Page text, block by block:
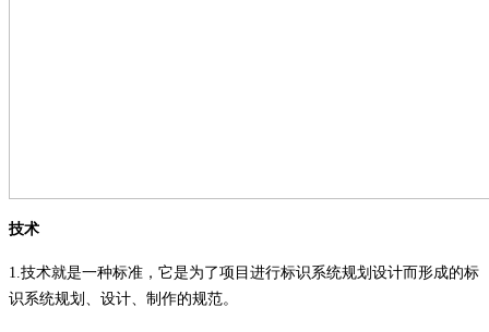
技术
1. 技术就是一种标准，它是为了项目进行标识系统规划设计而形成的标
识系统规划、设计、制作的规范。